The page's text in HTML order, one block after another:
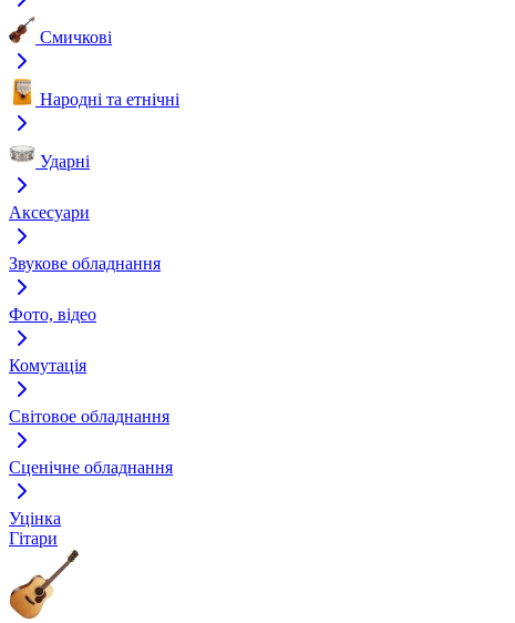
Смичкові
Народні та етнічні
Ударні
Аксесуари
Звукове обладнання
Фото, відео
Комутація
Світовое обладнання
Сценічне обладнання
Уцінка
Гітари